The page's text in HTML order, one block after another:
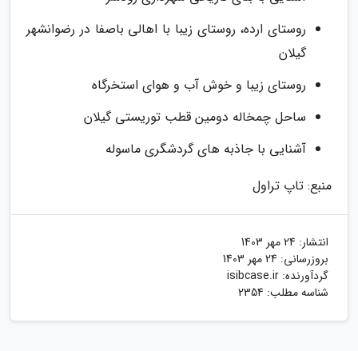
روستای ارده، روستای زیبا با اهالی باصفا در رضوانشهر
گیلان
روستای زیبا و خوش آب و هوای استخرگاه
ساحل چمخاله دومین قطب توریستی گیلان
آشنایی با جاذبه های گردشگری ماسوله
منبع: تاپ تراول
انتشار: 24 مهر 1403
بروزرسانی: 24 مهر 1403
گردآورنده: isibcase.ir
شناسه مطلب: 2354